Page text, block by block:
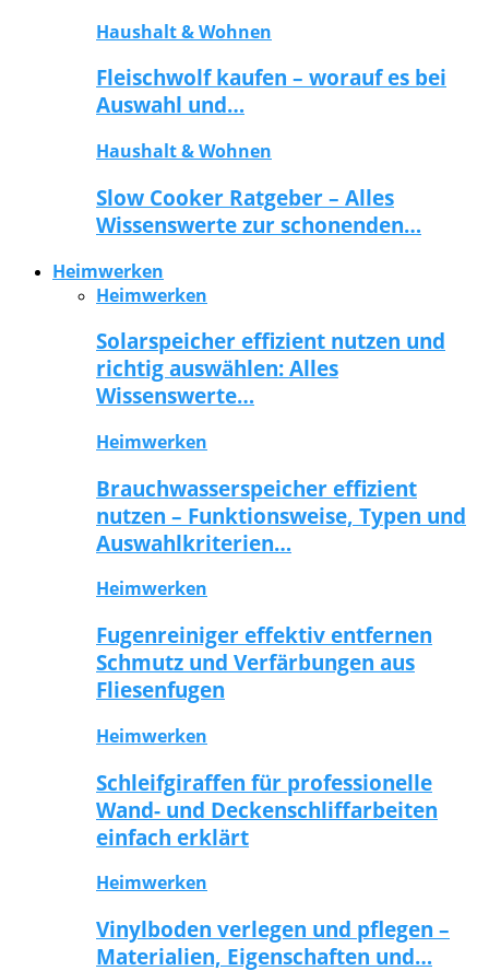
Haushalt & Wohnen
Fleischwolf kaufen – worauf es bei
Auswahl und…
Haushalt & Wohnen
Slow Cooker Ratgeber – Alles
Wissenswerte zur schonenden…
Heimwerken
Heimwerken
Solarspeicher effizient nutzen und
richtig auswählen: Alles
Wissenswerte…
Heimwerken
Brauchwasserspeicher effizient
nutzen – Funktionsweise, Typen und
Auswahlkriterien…
Heimwerken
Fugenreiniger effektiv entfernen
Schmutz und Verfärbungen aus
Fliesenfugen
Heimwerken
Schleifgiraffen für professionelle
Wand- und Deckenschliffarbeiten
einfach erklärt
Heimwerken
Vinylboden verlegen und pflegen –
Materialien, Eigenschaften und…